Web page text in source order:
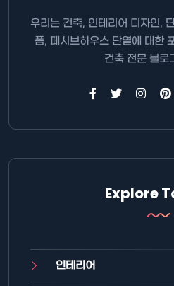
우리는 건축, 인테리어 디자인,
폼, 페시브하우스 단열에 대한
건축 전문 블로
Explore
인테리어